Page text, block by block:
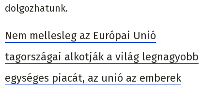
dolgozhatunk.
Nem mellesleg az Európai Unió
tagországai alkotják a világ legnagyobb
egységes piacát, az unió az emberek